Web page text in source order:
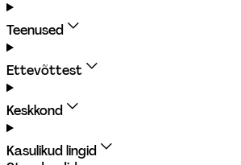
Teenused
Ettevõttest
Keskkond
Kasulikud lingid